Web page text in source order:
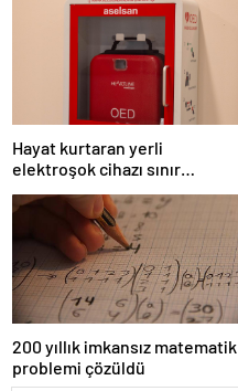
Hayat kurtaran yerli
elektroşok cihazı sınır
kapısında da görevde
200 yıllık imkansız matematik
problemi çözüldü